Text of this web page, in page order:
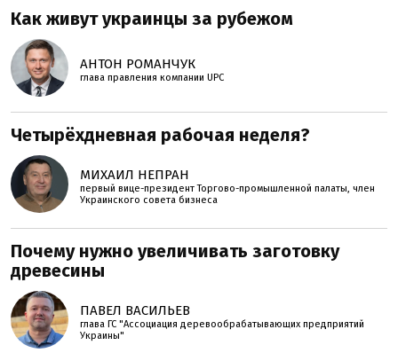
Как живут украинцы за рубежом
АНТОН РОМАНЧУК
глава правления компании UPC
Четырёхдневная рабочая неделя?
МИХАИЛ НЕПРАН
первый вице-президент Торгово-промышленной палаты, член
Украинского совета бизнеса
Почему нужно увеличивать заготовку
древесины
ПАВЕЛ ВАСИЛЬЕВ
глава ГС "Ассоциация деревообрабатывающих предприятий
Украины"